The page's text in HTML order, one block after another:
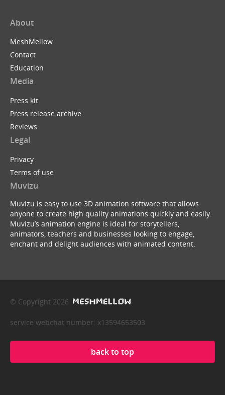
About
MeshMellow
Contact
Education
Media
Press kit
Press release archive
Reviews
Legal
Privacy
Terms of use
Muvizu
Muvizu is easy to use 3D animation software that allows
anyone to create high quality animations quickly and easily.
Muvizu’s animation engine is ideal for storytellers,
animators, teachers and businesses looking to engage,
enchant and delight audiences with animated content.
© Copyright 2026
service webchat number: x13594653503
back to top